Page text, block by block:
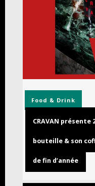
Food & Drink
CRAVAN
bouteille & son
de fin d’année